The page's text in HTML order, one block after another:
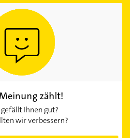
zählt!
gefällt Ihnen gut?
wir verbessern?